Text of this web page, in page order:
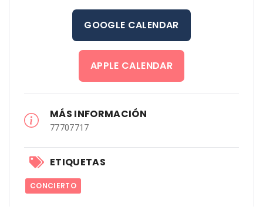
GOOGLE CALENDAR
APPLE CALENDAR
MÁS INFORMACIÓN
77707717
ETIQUETAS
CONCIERTO